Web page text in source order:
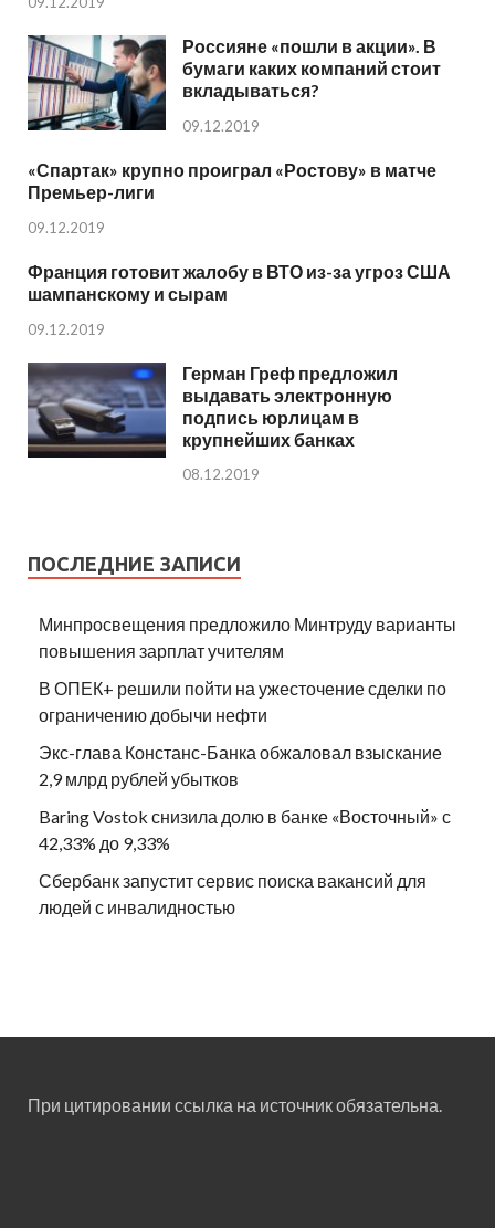
Россияне «пошли в акции». В
бумаги каких компаний стоит
вкладываться?
09.12.2019
«Спартак» крупно проиграл «Ростову» в матче
Премьер-лиги
09.12.2019
Франция готовит жалобу в ВТО из-за угроз США
шампанскому и сырам
09.12.2019
Герман Греф предложил
выдавать электронную
подпись юрлицам в
крупнейших банках
08.12.2019
ПОСЛЕДНИЕ ЗАПИСИ
Минпросвещения предложило Минтруду варианты
повышения зарплат учителям
В ОПЕК+ решили пойти на ужесточение сделки по
ограничению добычи нефти
Экс-глава Констанс-Банка обжаловал взыскание
2,9 млрд рублей убытков
Baring Vostok снизила долю в банке «Восточный» с
42,33% до 9,33%
Сбербанк запустит сервис поиска вакансий для
людей с инвалидностью
При цитировании ссылка на источник обязательна.